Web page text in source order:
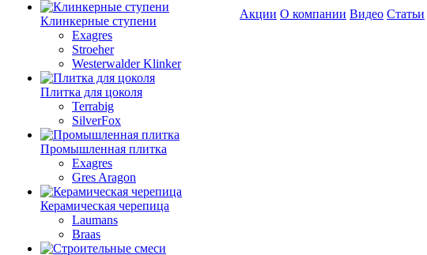
Клинкерные ступени
Exagres
Stroeher
Westerwalder Klinker
Плитка для цоколя
Terrabig
SilverFox
Промышленная плитка
Exagres
Gres Aragon
Керамическая черепица
Laumans
Braas
Акции О компании Видео Статьи